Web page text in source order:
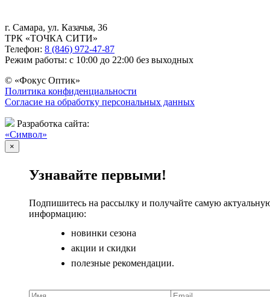
г. Самара, ул. Казачья, 36
ТРК «ТОЧКА СИТИ»
Телефон: 8 (846) 972-47-87
Режим работы: с 10:00 до 22:00 без выходных
© «Фокус Оптик»
Политика конфиденциальности
Согласие на обработку персональных данных
Разработка сайта:
«Символ»
×
Узнавайте первыми!
Подпишитесь на рассылку и получайте самую
информацию:
новинки сезона
акции и скидки
полезные рекомендации.